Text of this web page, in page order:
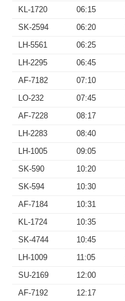
KL-1720
06:15
SK-2594
06:20
LH-5561
06:25
LH-2295
06:45
AF-7182
07:10
LO-232
07:45
AF-7228
08:17
LH-2283
08:40
LH-1005
09:05
SK-590
10:20
SK-594
10:30
AF-7184
10:31
KL-1724
10:35
SK-4744
10:45
LH-1009
11:05
SU-2169
12:00
AF-7192
12:17